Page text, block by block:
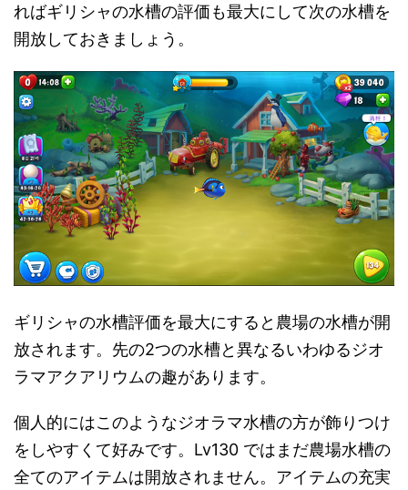
ればギリシャの水槽の評価も最大にして次の水槽を
開放しておきましょう。
ギリシャの水槽評価を最大にすると農場の水槽が開
放されます。先の2つの水槽と異なるいわゆるジオ
ラマアクアリウムの趣があります。
個人的にはこのようなジオラマ水槽の方が飾りつけ
をしやすくて好みです。Lv130 ではまだ農場水槽の
全てのアイテムは開放されません。アイテムの充実